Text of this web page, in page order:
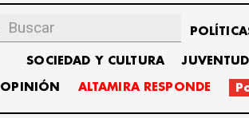
SOCIEDAD Y CULTURA JUVENTUD
OPINIÓN ALTAMIRA RESPONDE